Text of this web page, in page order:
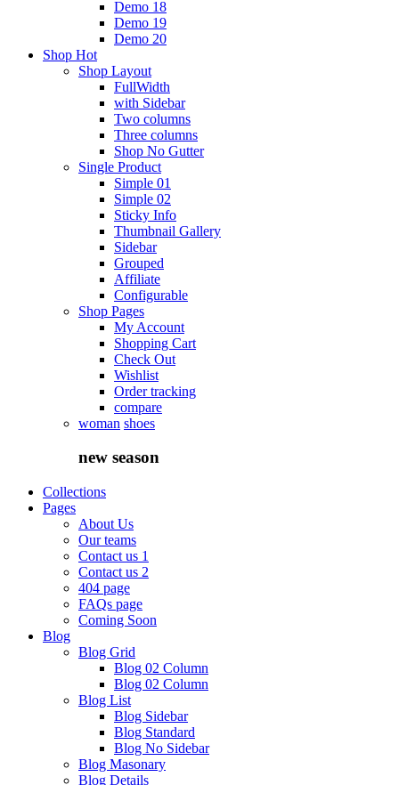
Demo 18
Demo 19
Demo 20
Shop Hot
Shop Layout
FullWidth
with Sidebar
Two columns
Three columns
Shop No Gutter
Single Product
Simple 01
Simple 02
Sticky Info
Thumbnail Gallery
Sidebar
Grouped
Affiliate
Configurable
Shop Pages
My Account
Shopping Cart
Check Out
Wishlist
Order tracking
compare
woman shoes
new season
Collections
Pages
About Us
Our teams
Contact us 1
Contact us 2
404 page
FAQs page
Coming Soon
Blog
Blog Grid
Blog 02 Column
Blog 02 Column
Blog List
Blog Sidebar
Blog Standard
Blog No Sidebar
Blog Masonary
Blog Details